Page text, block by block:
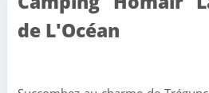
de L'Océan